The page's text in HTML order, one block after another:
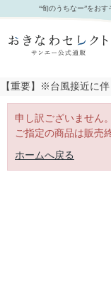
｜おきなわセレクト サンエー公
“旬のうちなー”をお
【重要】※台風接近に
申し訳ございません。
ご指定の商品は販売
ホームへ戻る